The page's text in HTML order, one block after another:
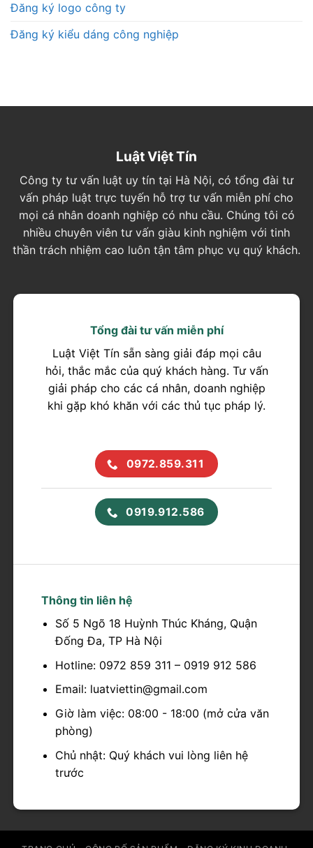
Đăng ký logo công ty
Đăng ký kiểu dáng công nghiệp
Luật Việt Tín
Công ty tư vấn luật uy tín tại Hà Nội, có tổng đài tư
vấn pháp luật trực tuyến hỗ trợ tư vấn miễn phí cho
mọi cá nhân doanh nghiệp có nhu cầu. Chúng tôi có
nhiều chuyên viên tư vấn giàu kinh nghiệm với tinh
thần trách nhiệm cao luôn tận tâm phục vụ quý khách.
Tổng đài tư vấn miễn phí
Luật Việt Tín sẵn sàng giải đáp mọi câu
hỏi, thắc mắc của quý khách hàng. Tư vấn
giải pháp cho các cá nhân, doanh nghiệp
khi gặp khó khăn với các thủ tục pháp lý.
0972.859.311
0919.912.586
Thông tin liên hệ
Số 5 Ngõ 18 Huỳnh Thúc Kháng, Quận
Đống Đa, TP Hà Nội
Hotline: 0972 859 311 – 0919 912 586
Email: luatviettin@gmail.com
Giờ làm việc: 08:00 - 18:00 (mở cửa văn
phòng)
Chủ nhật: Quý khách vui lòng liên hệ
trước